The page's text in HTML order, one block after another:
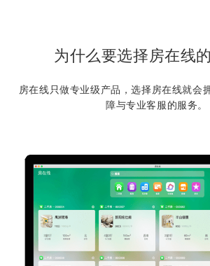
为什么要选择房在线
房在线只做专业级产品，选择房在线就会
障与专业客服的服务。